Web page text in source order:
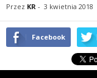
Przez KR - 3 kwietnia 2018
Facebook